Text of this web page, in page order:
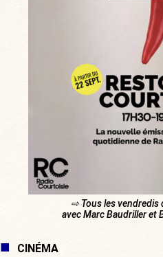
⇨ Tous les vendredis
avec Marc Baudriller et
CINÉMA